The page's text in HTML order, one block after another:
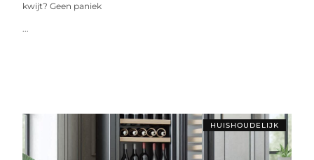
kwijt? Geen paniek
...
HUISHOUDELIJK